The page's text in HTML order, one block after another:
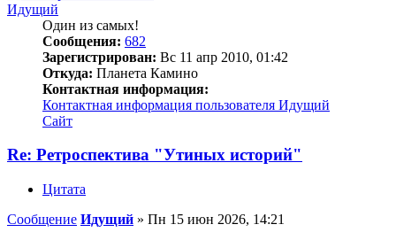
Идущий
Один из самых!
Сообщения: 682
Зарегистрирован: Вс 11 апр 2010, 01:42
Откуда: Планета Камино
Контактная информация:
Контактная информация пользователя Идущий
Сайт
Re: Ретроспектива "Утиных историй"
Цитата
Сообщение Идущий » Пн 15 июн 2026, 14:21